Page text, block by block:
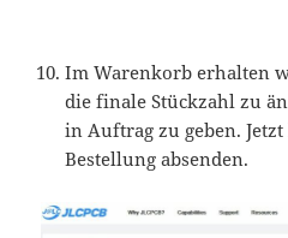
Im Warenkorb erhalten
die finale Stückzahl zu
in Auftrag zu geben.
Bestellung absenden.